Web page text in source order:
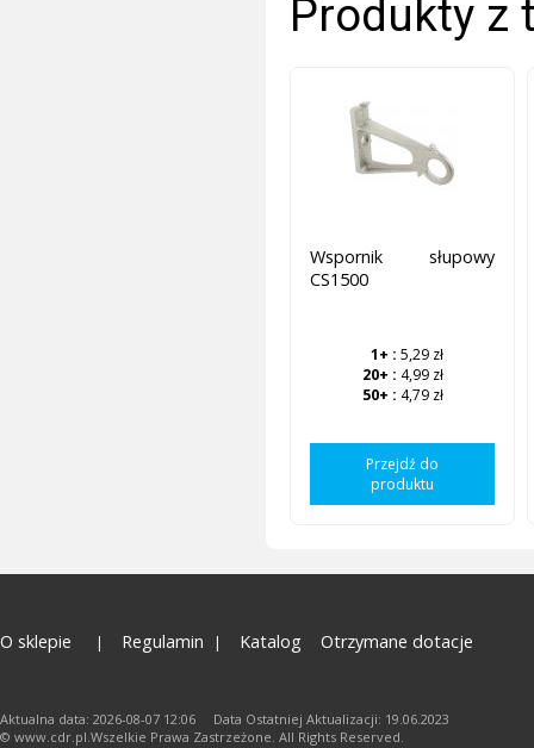
Produkty z
Wspornik słupowy
CS1500
1+ : 5,29 zł
20+ : 4,99 zł
50+ : 4,79 zł
Przejdź do
produktu
O sklepie Regulamin Katalog Otrzymane dotacje
Aktualna data: 2026-08-07 12:06 Data Ostatniej Aktualizacji: 19.06.2023
© www.cdr.pl.Wszelkie Prawa Zastrzeżone. All Rights Reserved.